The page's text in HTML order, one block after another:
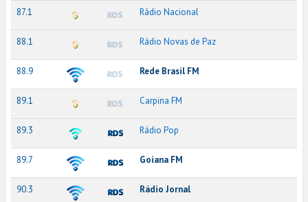
87.1 Rádio Nacional
88.1 Rádio Novas de Paz
88.9 Rede Brasil FM
89.1 Carpina FM
89.3 Rádio Pop
89.7 Goiana FM
90.3 Rádio Jornal